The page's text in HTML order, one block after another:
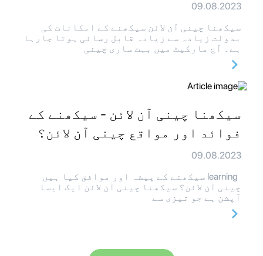
09.08.2023
سیکھنا چینی آن لائن سیکھنے کے امکانات کی
بدولت زیادہ سے زیادہ قابل رسائی ہوتا جارہا
ہے۔ آج مارکیٹ میں بہت ساری چینی
سیکھنا چینی آن لائن - سیکھنے کے
فوائد اور مواقع چینی آن لائن؟
09.08.2023
learning سیکھنے کے پیشہ اور موافق کیا ہیں
چینی آن لائن؟ سیکھنا چینی آن لائن ایک ایسا
آپشن ہے جو تیزی سے